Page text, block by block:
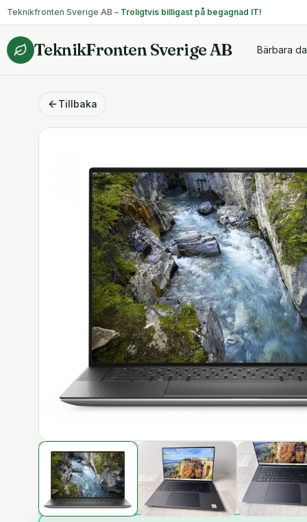
Teknikfronten Sverige AB – Troligtvis billigast på begagnad IT!
TeknikFronten Sverige AB Bärbara
Tillbaka